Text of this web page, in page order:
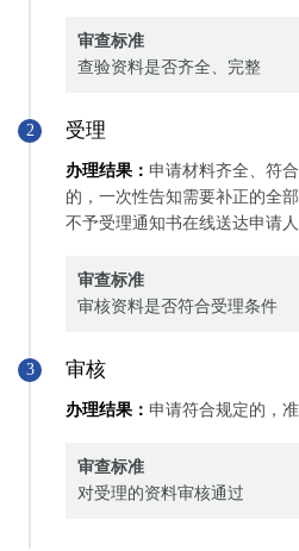
审查标准
查验资料是否齐全、完整
2 受理
办理结果： 申请材料齐全、符
的，一次性告知需要补正的全
不予受理通知书在线送达申请人
审查标准
审核资料是否符合受理条件
3 审核
办理结果： 申请符合规定的，
审查标准
对受理的资料审核通过